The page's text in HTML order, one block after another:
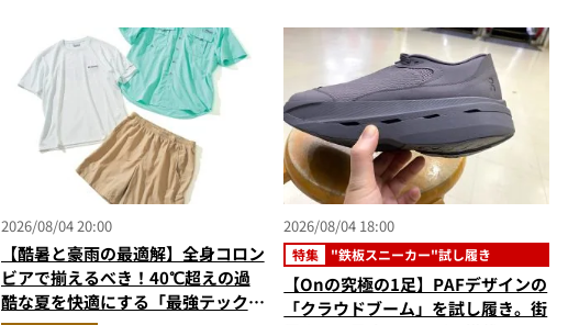
2026/08/04 20:00
【酷暑と豪雨の最適解】全身コロン
ビアで揃えるべき！40℃超えの過
酷な夏を快適にする「最強テックウ
2026/08/04 18:00
特集 "鉄板スニーカー"試し履き
【Onの究極の1足】PAFデザインの
「クラウドブーム」を試し履き。街